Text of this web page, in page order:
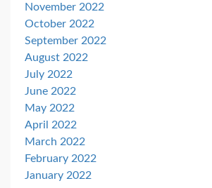
November 2022
October 2022
September 2022
August 2022
July 2022
June 2022
May 2022
April 2022
March 2022
February 2022
January 2022